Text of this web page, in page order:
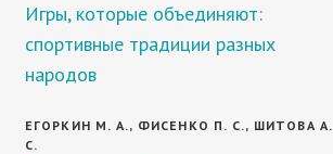
Игры, которые объединяют:
спортивные традиции разных
народов
ЕГОРКИН М. А., ФИСЕНКО П. С., ШИТОВА А.
С.